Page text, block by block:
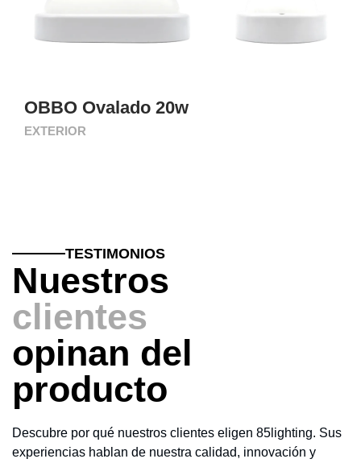
OBBO Ovalado 20w
EXTERIOR
TESTIMONIOS
Nuestros
clientes
opinan del
producto
Descubre por qué nuestros clientes eligen 85lighting. Sus
experiencias hablan de nuestra calidad, innovación y